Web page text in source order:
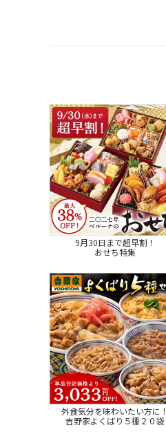
9月30日まで超早割！
おせち特集
外食気分を味わいたい方に！
吉野家よくばり５種２０袋